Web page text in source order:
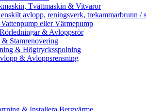
Tvättmaskin & Vitvaror
avlopp, reningsverk, trekammarbrunn /
eller Värmepump
& Avloppsrör
& Stamrenovering
& Högtrycksspolning
& Avloppsrensning
& Installera Bergvärme